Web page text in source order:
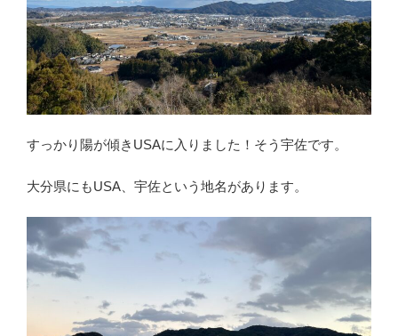
すっかり陽が傾きUSAに入りました！そう宇佐です。
大分県にもUSA、宇佐という地名があります。